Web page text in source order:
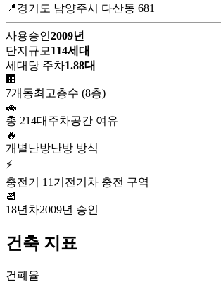
📍경기도 남양주시 다산동 681
사용승인2009년
단지규모 114세대
세대당 주차1.88대
🏢
7개동최고층수 (8층)
🚗
총 214대 주차공간 여유
🔥
개별난방난방 방식
⚡
충전기 11기 전기차 충전 구역
📆
18년차2009년 승인
건축 지표
건폐율